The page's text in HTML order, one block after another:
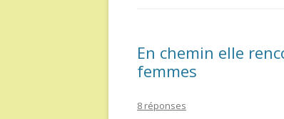
En chemin elle
femmes
8 réponses